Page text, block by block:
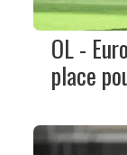
OL -
place